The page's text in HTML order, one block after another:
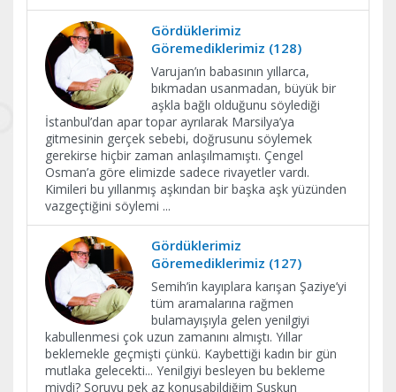
Gördüklerimiz
Göremediklerimiz (128)
Varujan’ın babasının yıllarca,
bıkmadan usanmadan, büyük bir
aşkla bağlı olduğunu söylediği
İstanbul’dan apar topar ayrılarak Marsilya’ya
gitmesinin gerçek sebebi, doğrusunu söylemek
gerekirse hiçbir zaman anlaşılmamıştı. Çengel
Osman’a göre elimizde sadece rivayetler vardı.
Kimileri bu yıllanmış aşkından bir başka aşk yüzünden
vazgeçtiğini söylemi ...
Gördüklerimiz
Göremediklerimiz (127)
Semih’in kayıplara karışan Şaziye’yi
tüm aramalarına rağmen
bulamayışıyla gelen yenilgiyi
kabullenmesi çok uzun zamanını almıştı. Yıllar
beklemekle geçmişti çünkü. Kaybettiği kadın bir gün
mutlaka gelecekti... Yenilgiyi besleyen bu bekleme
miydi? Soruyu pek az konuşabildiğim Suskun